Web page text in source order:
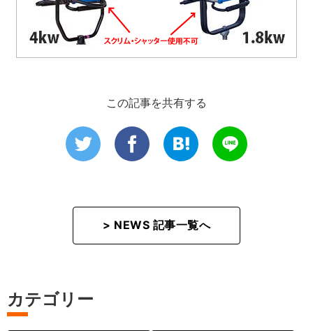
この記事を共有する
> NEWS 記事一覧へ
カテゴリー